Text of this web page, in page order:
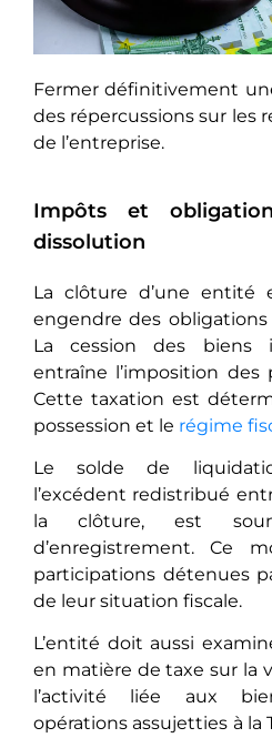
Fermer définitivement
des répercussions sur les
de l’entreprise.
Impôts et
dissolution
La clôture d’une entité
engendre des obligations
La cession des biens
entraîne l’imposition des
Cette taxation est
possession et le régime
Le solde de
l’excédent redistribué
la clôture, est
d’enregistrement. Ce
participations détenues
de leur situation fiscale.
L’entité doit aussi
en matière de taxe sur la
l’activité liée aux
opérations assujetties à la